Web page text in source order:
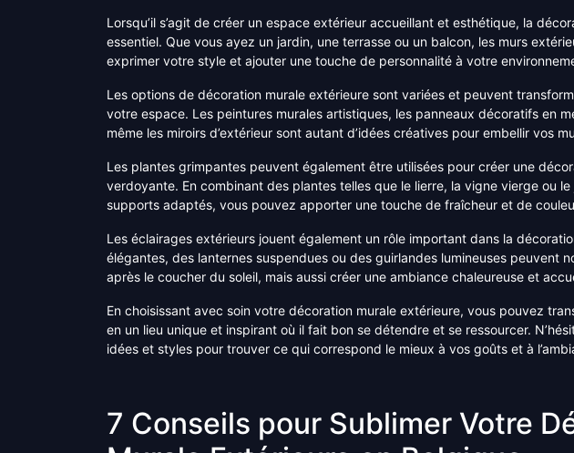
Lorsqu’il s’agit de créer un espace extérieur accueillant et esthétique, la
essentiel. Que vous ayez un jardin, une terrasse ou un balcon, les murs
exprimer votre style et ajouter une touche de personnalité à votre
Les options de décoration murale extérieure sont variées et peuvent
votre espace. Les peintures murales artistiques, les panneaux décoratifs en
même les miroirs d’extérieur sont autant d’idées créatives pour embellir vos
Les plantes grimpantes peuvent également être utilisées pour créer une
verdoyante. En combinant des plantes telles que le lierre, la vigne vierge ou
supports adaptés, vous pouvez apporter une touche de fraîcheur et de
Les éclairages extérieurs jouent également un rôle important dans la
élégantes, des lanternes suspendues ou des guirlandes lumineuses peuvent
après le coucher du soleil, mais aussi créer une ambiance chaleureuse et
En choisissant avec soin votre décoration murale extérieure, vous pouvez
en un lieu unique et inspirant où il fait bon se détendre et se ressourcer.
idées et styles pour trouver ce qui correspond le mieux à vos goûts et à
7 Conseils pour Sublimer Votre